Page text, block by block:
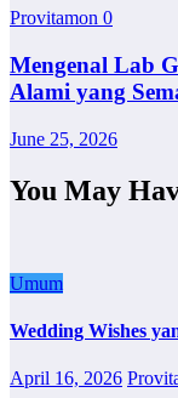
Provitamon 0
Mengenal Lab
Alami yang
June 25, 2026
You May
Umum
Wedding Wishes
April 16, 2026